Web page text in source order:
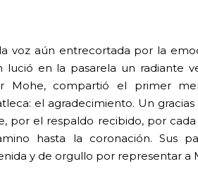
voz aún entrecortada por la
lució en la pasarela un radiante
Mohe, compartió el primer
el agradecimiento. Un
por el respaldo recibido, por
hasta la coronación. Sus
y de orgullo por representar a